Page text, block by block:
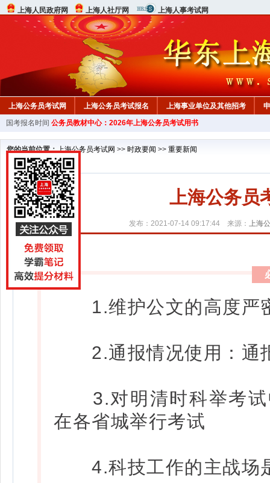
上海人民政府网 上海人社厅网 上海人事考试网
上海公务员考试网 上海公务员考试报名 上海事业单位及其他招考
行测真题 在线咨询 教材中心
国考报名时间 公务员教材中心：2026年上海公务员考试用书
您的当前位置：上海公务员考试网 >> 时政要闻 >> 重要新闻
上海公务员
发布：2021-07-14 09:17:44 来源： 上海
1.维护公文的高度严
2.通报情况使用：通
3.对明清时科举考试
在各省城举行考试
4.科技工作的主战场